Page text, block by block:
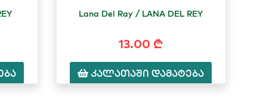
Lana Del Ray / LANA DEL REY
13.00 ₾
კალათაში დამატება